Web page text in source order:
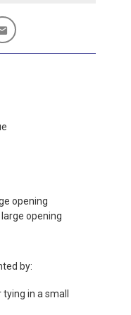
opening
opening
by:
in a small